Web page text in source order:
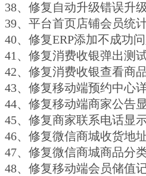
38、修复自动升级错误升
39、平台首页店铺会员统
40、修复ERP添加不成功
41、修复消费收银弹出测
42、修复消费收银查看商
43、修复移动端预约中心
44、修复移动端商家公告
45、修复商家联系电话显
46、修复微信商城收货地
47、修复微信商城商品分
48、修复移动端会员储值